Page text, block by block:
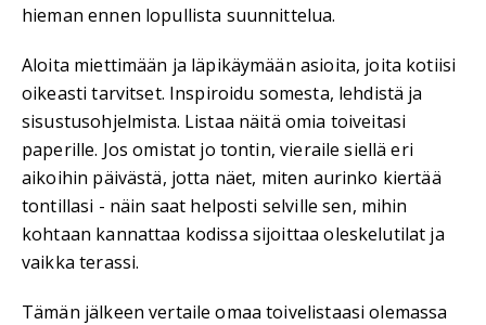
hieman ennen lopullista suunnittelua.
Aloita miettimään ja läpikäymään asioita, joita kotiisi
oikeasti tarvitset. Inspiroidu somesta, lehdistä ja
sisustusohjelmista. Listaa näitä omia toiveitasi
paperille. Jos omistat jo tontin, vieraile siellä eri
aikoihin päivästä, jotta näet, miten aurinko kiertää
tontillasi - näin saat helposti selville sen, mihin
kohtaan kannattaa kodissa sijoittaa oleskelutilat ja
vaikka terassi.
Tämän jälkeen vertaile omaa toivelistaasi olemassa